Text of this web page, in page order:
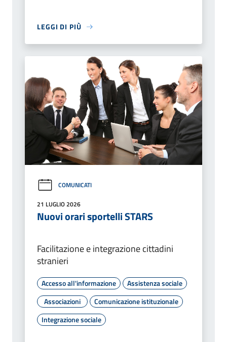
LEGGI DI PIÙ
COMUNICATI
21 LUGLIO 2026
Nuovi orari sportelli STARS
Facilitazione e integrazione cittadini
stranieri
Accesso all'informazione
Assistenza sociale
Associazioni
Comunicazione istituzionale
Integrazione sociale